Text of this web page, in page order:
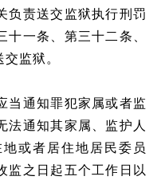
责送交监狱执行刑罚
一条、第三十二条、
监狱。
通知罪犯家属或者监
法通知其家属、监护人
或者居住地居民委员
监之日起五个工作日以